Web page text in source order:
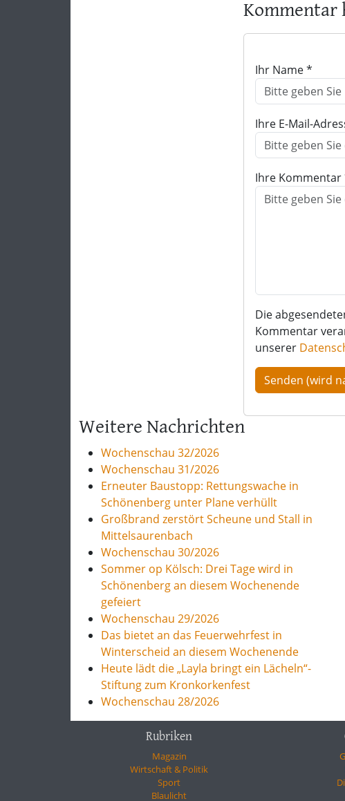
Kommentar
Ihr Name *
Ihre E-Mail-
Ihre Kommentar
Die
Kommentar
unserer
Weitere Nachrichten
Wochenschau 32/2026
Wochenschau 31/2026
Erneuter Baustopp: Rettungswache in
Schönenberg unter Plane verhüllt
Großbrand zerstört Scheune und Stall in
Mittelsaurenbach
Wochenschau 30/2026
Sommer op Kölsch: Drei Tage wird in
Schönenberg an diesem Wochenende
gefeiert
Wochenschau 29/2026
Das bietet an das Feuerwehrfest in
Winterscheid an diesem Wochenende
Heute lädt die „Layla bringt ein Lächeln“-
Stiftung zum Kronkorkenfest
Wochenschau 28/2026
Rubriken
Magazin
Wirtschaft & Politik
Sport
Blaulicht